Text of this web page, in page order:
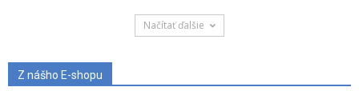
Načítať ďalšie
Z nášho E-shopu